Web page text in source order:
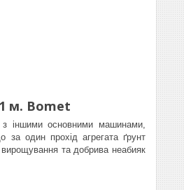
м. Bomet
іншими основними машинами,
за один прохід агрегата ґрунт
вирощування та добрива неабияк